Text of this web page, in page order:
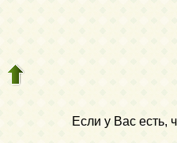
Если у Вас есть,